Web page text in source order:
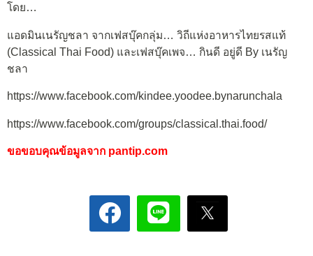
โดย…
แอดมินเนรัญชลา จากเฟสบุ๊คกลุ่ม… วิถีแห่งอาหารไทยรสแท้
(Classical Thai Food) และเฟสบุ๊คเพจ… กินดี อยู่ดี By เนรัญ
ชลา
https://www.facebook.com/kindee.yoodee.bynarunchala
https://www.facebook.com/groups/classical.thai.food/
ขอขอบคุณข้อมูลจาก pantip.com